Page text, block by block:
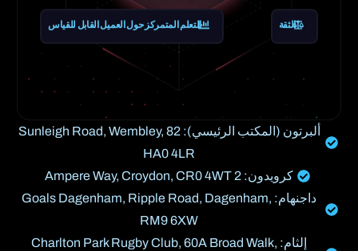
التعلم المتمركز حول العميل القابل للقياس الثقة
ألبرتون (المكتب الرئيسي): 82 Sunleigh Road, Wembley,
HA0 4LR
كرويدون: 2 Ampere Way, Croydon, CR0 4WT
داجنهام: Goals Dagenham, Ripple Road, Dagenham,
RM9 6XW
إلثام: Charlton Park Rugby Club, 60A Broad Walk,